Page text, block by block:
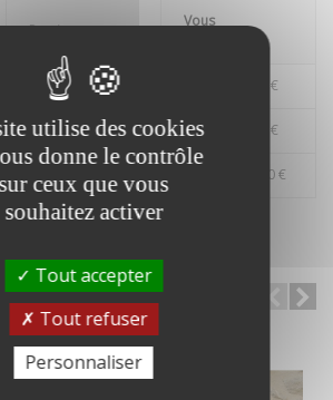
Remise
Vous
2% 17,28 €
5% Jusqu'à 97,20 €
367,20 €
DANS LA
:
utilise des cookies
donne le contrôle
sur ceux que vous
souhaitez activer
Tout accepter
Tout refuser
Personnaliser